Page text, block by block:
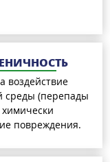
воздействие
среды (перепады
повреждения.